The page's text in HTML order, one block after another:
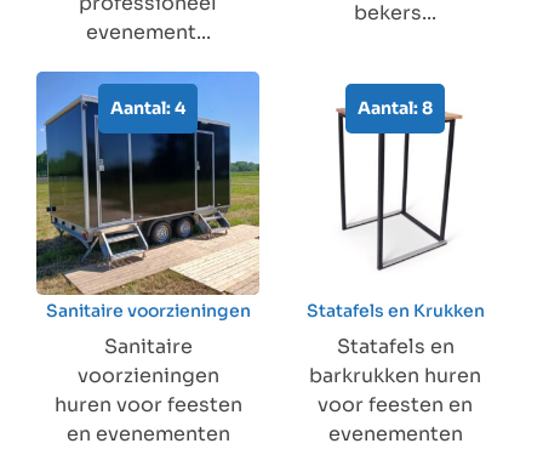
evenement...
bekers...
Aantal: 4
Sanitaire voorzieningen
Sanitaire
voorzieningen
huren voor feesten
en evenementen
Aantal: 8
Statafels en Krukken
Statafels en
barkrukken huren
voor feesten en
evenementen